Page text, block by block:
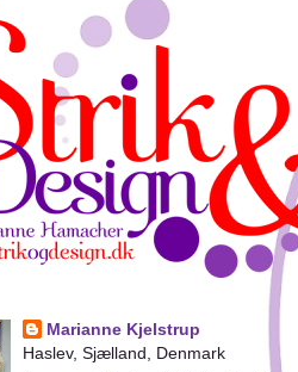
Marianne Kjelstrup
Haslev, Sjælland, Denmark